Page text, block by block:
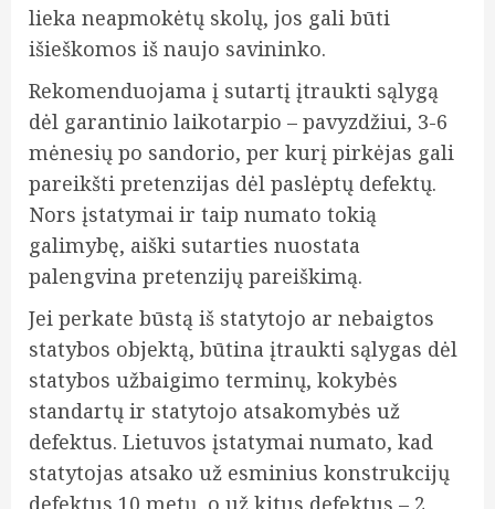
lieka neapmokėtų skolų, jos gali būti
išieškomos iš naujo savininko.
Rekomenduojama į sutartį įtraukti sąlygą
dėl garantinio laikotarpio – pavyzdžiui, 3-6
mėnesių po sandorio, per kurį pirkėjas gali
pareikšti pretenzijas dėl paslėptų defektų.
Nors įstatymai ir taip numato tokią
galimybę, aiški sutarties nuostata
palengvina pretenzijų pareiškimą.
Jei perkate būstą iš statytojo ar nebaigtos
statybos objektą, būtina įtraukti sąlygas dėl
statybos užbaigimo terminų, kokybės
standartų ir statytojo atsakomybės už
defektus. Lietuvos įstatymai numato, kad
statytojas atsako už esminius konstrukcijų
defektus 10 metų, o už kitus defektus – 2